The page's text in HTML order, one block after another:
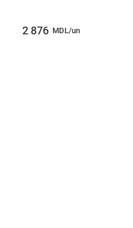
2 876 MDL/un